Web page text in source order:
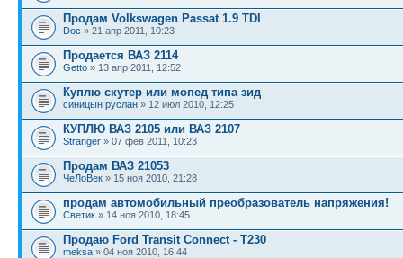
Продам Volkswagen Passat 1.9 TDI
Doc » 21 апр 2011, 10:23
Продается ВАЗ 2114
Getto » 13 апр 2011, 12:52
Куплю скутер или мопед типа зид
синицын руслан » 12 июл 2010, 12:25
КУПЛЮ ВАЗ 2105 или ВАЗ 2107
Stranger » 07 фев 2011, 10:23
Продам ВАЗ 21053
ЧеЛоВек » 15 ноя 2010, 21:28
продам автомобильный преобразователь напряжения!
Светик » 14 ноя 2010, 18:45
Продаю Ford Transit Connect - T230
meksa » 04 ноя 2010, 16:44